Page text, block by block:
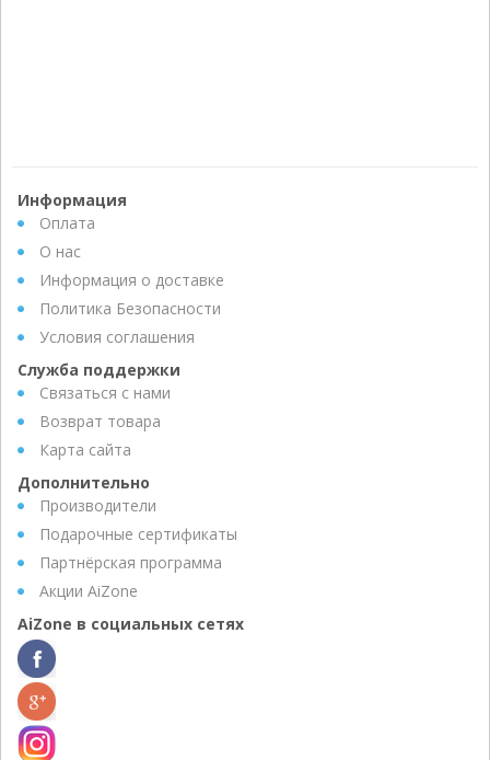
Информация
Оплата
О нас
Информация о доставке
Политика Безопасности
Условия соглашения
Служба поддержки
Связаться с нами
Возврат товара
Карта сайта
Дополнительно
Производители
Подарочные сертификаты
Партнёрская программа
Акции AiZone
AiZone в социальных сетях